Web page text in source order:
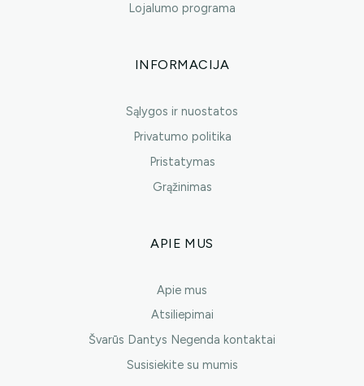
Lojalumo programa
INFORMACIJA
Sąlygos ir nuostatos
Privatumo politika
Pristatymas
Grąžinimas
APIE MUS
Apie mus
Atsiliepimai
Švarūs Dantys Negenda kontaktai
Susisiekite su mumis